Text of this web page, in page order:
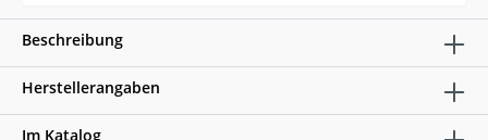
Beschreibung
Herstellerangaben
Im Katalog